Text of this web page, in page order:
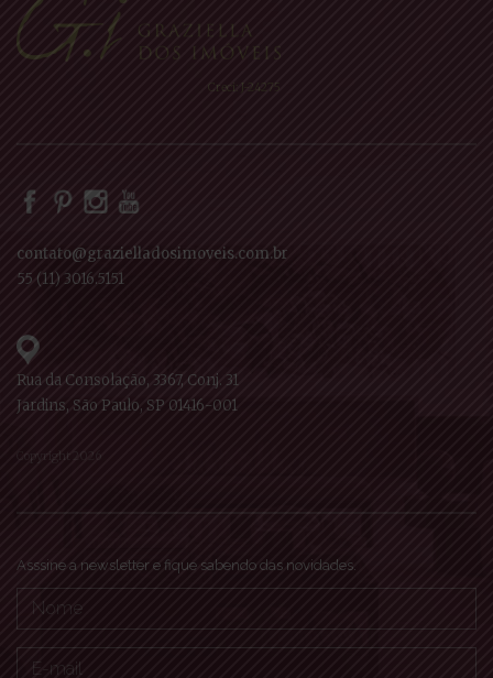
Creci: J-24275
contato@grazielladosimoveis.com.br
55 (11) 3016.5151
Rua da Consolação, 3367, Conj. 31
Jardins, São Paulo, SP 01416-001
Copyright 2026
Asssine a newsletter e fique sabendo das novidades.